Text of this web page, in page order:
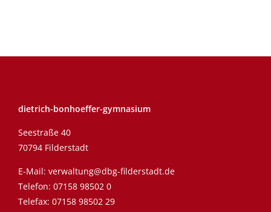
dietrich-bonhoeffer-gymnasium
Seestraße 40
70794 Filderstadt
E-Mail: verwaltung@dbg-filderstadt.de
Telefon: 07158 98502 0
Telefax: 07158 98502 29